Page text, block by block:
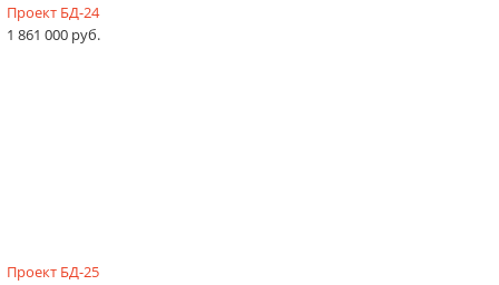
Проект БД-24
1 861 000 руб.
Проект БД-25